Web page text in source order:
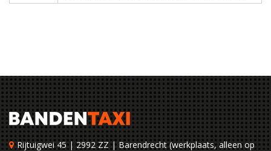
Rijtuigwei 45 | 2992 ZZ | Barendrecht (werkplaats, alleen op